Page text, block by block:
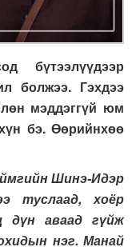
бүтээлүүдээр
болжээ. Гэхдээ
мэддэггүй юм
бэ. Өөрийнхөө
Шинэ-Идэр
туслаад, хоёр
дүн аваад гүйж
нэг. Манай